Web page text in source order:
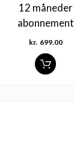
12 måneder
abonnement
kr. 699.00